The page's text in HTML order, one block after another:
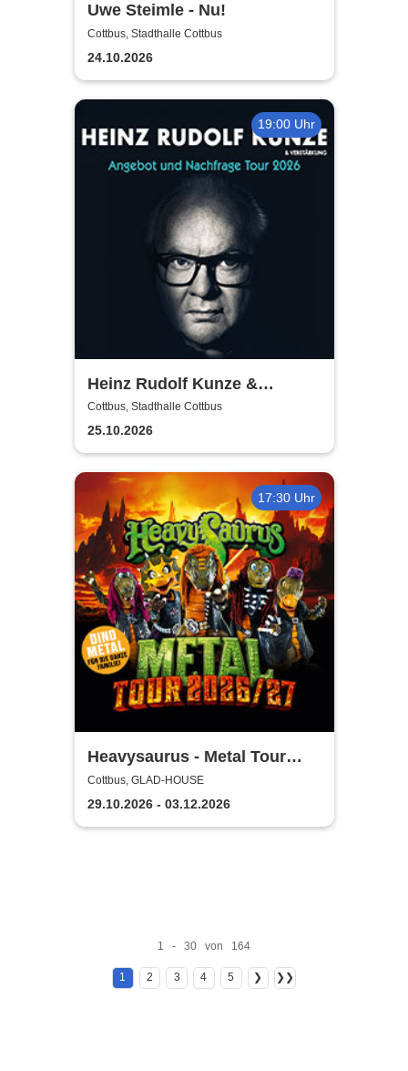
Uwe Steimle - Nu!
Cottbus, Stadthalle Cottbus
24.10.2026
19:00 Uhr
Heinz Rudolf Kunze &
Verstärkung - Angebot und
Nachfrage Tour
Cottbus, Stadthalle Cottbus
25.10.2026
17:30 Uhr
Heavysaurus - Metal Tour
2026/27
Cottbus, GLAD-HOUSE
29.10.2026 - 03.12.2026
1 - 30 von 164
1 2 3 4 5 ❯ ❯❯